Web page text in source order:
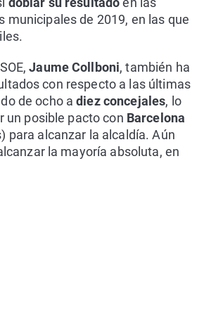
municipales de 2019, en las que
Jaume Collboni, también ha
con respecto a las últimas
de ocho a diez concejales, lo
un posible pacto con Barcelona
para alcanzar la alcaldía. Aún
la mayoría absoluta, en